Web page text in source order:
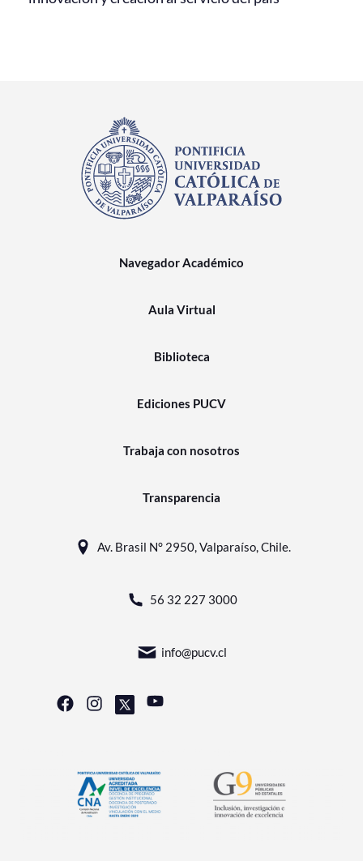
Navegador Académico
Aula Virtual
Biblioteca
Ediciones PUCV
Trabaja con nosotros
Transparencia
Av. Brasil N° 2950, Valparaíso, Chile.
56 32 227 3000
info@pucv.cl